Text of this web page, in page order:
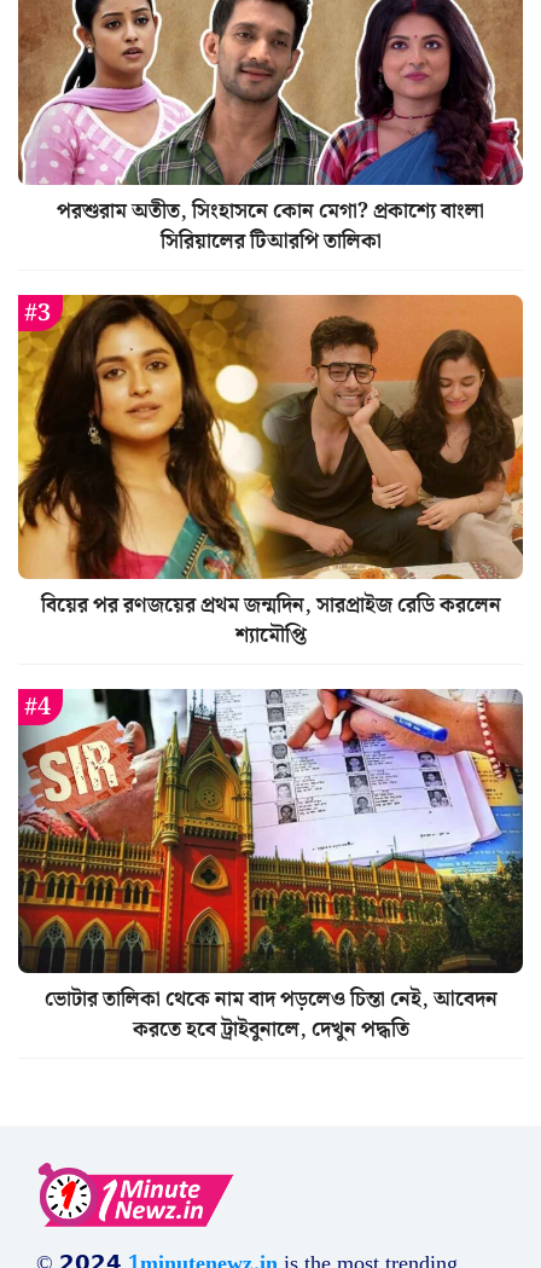
পরশুরাম অতীত, সিংহাসনে কোন মেগা? প্রকাশ্যে বাংলা
সিরিয়ালের টিআরপি তালিকা
বিয়ের পর রণজয়ের প্রথম জন্মদিন, সারপ্রাইজ রেডি করলেন
শ্যামৌপ্তি
ভোটার তালিকা থেকে নাম বাদ পড়লেও চিন্তা নেই, আবেদন
করতে হবে ট্রাইবুনালে, দেখুন পদ্ধতি